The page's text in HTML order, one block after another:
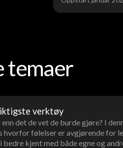
temaer
verktøy
det de vet de burde gjøre? I
følelser er avgjørende for
kjent med både egne og